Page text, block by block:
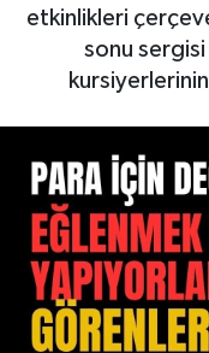
etkinlikleri
sonu sergisi